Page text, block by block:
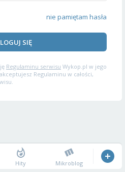
nie pamiętam hasła
SIĘ
Regulaminu serwisu Wykop.pl w jego
Regulaminu w całości,
Hity Mikroblog